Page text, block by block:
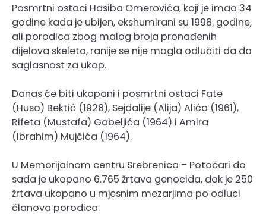
Posmrtni ostaci Hasiba Omerovića, koji je imao 34
godine kada je ubijen, ekshumirani su 1998. godine,
ali porodica zbog malog broja pronađenih
dijelova skeleta, ranije se nije mogla odlučiti da da
saglasnost za ukop.
Danas će biti ukopani i posmrtni ostaci Fate
(Huso) Bektić (1928), Sejdalije (Alija) Alića (1961),
Rifeta (Mustafa) Gabeljića (1964) i Amira
(Ibrahim) Mujčića (1964).
U Memorijalnom centru Srebrenica – Potočari do
sada je ukopano 6.765 žrtava genocida, dok je 250
žrtava ukopano u mjesnim mezarjima po odluci
članova porodica.